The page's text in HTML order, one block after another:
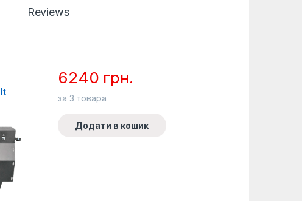
Reviews
6240 грн.
за 3 товара
Додати в кошик